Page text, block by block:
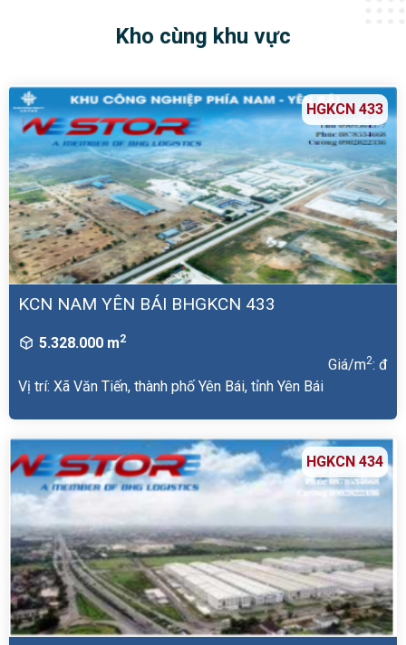
Kho cùng khu vực
HGKCN 433
KCN NAM YÊN BÁI BHGKCN 433
5.328.000 m2
Giá/m2: đ
Vị trí: Xã Văn Tiến, thành phố Yên Bái, tỉnh Yên Bái
HGKCN 434